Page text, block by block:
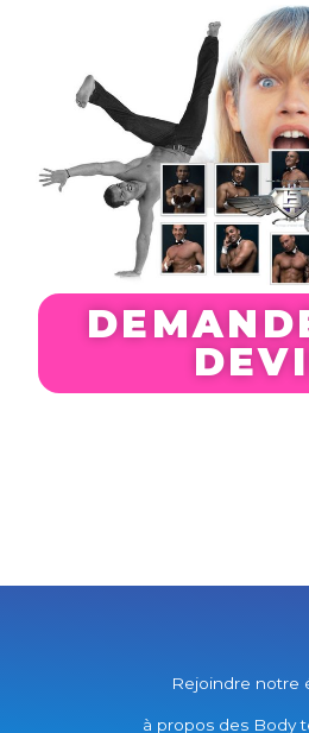
Rejoindre notre
à propos des Body